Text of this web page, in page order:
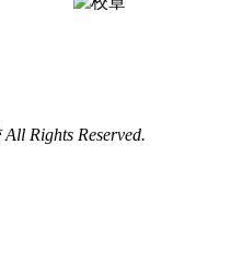
Rights Reserved.